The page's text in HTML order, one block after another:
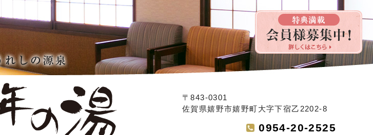
〒843-0301
佐賀県嬉野市嬉野町大字下宿乙2202-8
0954-20-2525